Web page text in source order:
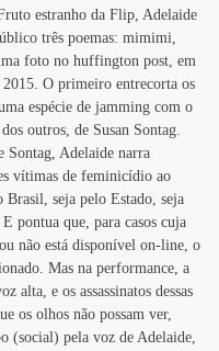
estranho da Flip, Adelaide
três poemas: mimimi,
foto no huffington post, em
O primeiro entrecorta os
espécie de jamming com o
outros, de Susan Sontag.
Sontag, Adelaide narra
vítimas de feminicídio ao
seja pelo Estado, seja
pontua que, para casos cuja
não está disponível on-line, o
Mas na performance, a
alta, e os assassinatos dessas
os olhos não possam ver,
(social) pela voz de Adelaide,